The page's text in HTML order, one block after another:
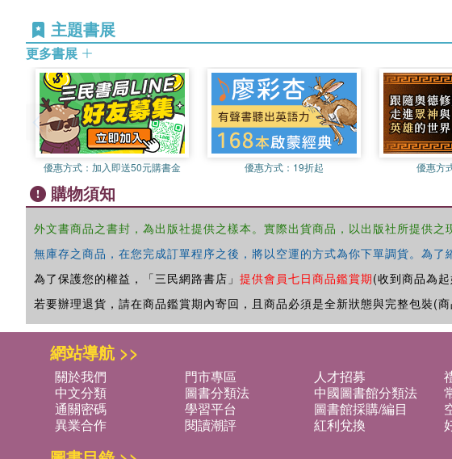
主題書展
更多書展
優惠方式： 加入即送50元購書金 優惠方式： 19折起 優惠方
購物須知
外文書商品之書封，為出版社提供之樣本。實際出貨商品，以出版社所提供
無庫存之商品，在您完成訂單程序之後，將以空運的方式為你下單調貨。為
為了保護您的權益，「三民網路書店」 提供會員七日商品鑑賞期(收到商品為起
若要辦理退貨，請在商品鑑賞期內寄回，且商品必須是全新狀態與完整包裝(
網站導航 >>
關於我們 門市專區 人才招募
中文分類
圖書分類法 中國圖書館分類法
通關密碼
學習平台 圖書館採購/編目
異業合作
閱讀潮評 紅利兌換